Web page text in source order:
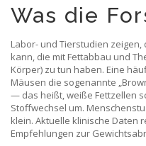
Was die
Labor- und Tierstudien
kann, die mit Fettabbau und
Körper) zu tun haben. Eine
Mäusen die sogenannte
— das heißt, weiße Fettzellen
Stoffwechsel um.
klein. Aktuelle klinische Daten
Empfehlungen zur